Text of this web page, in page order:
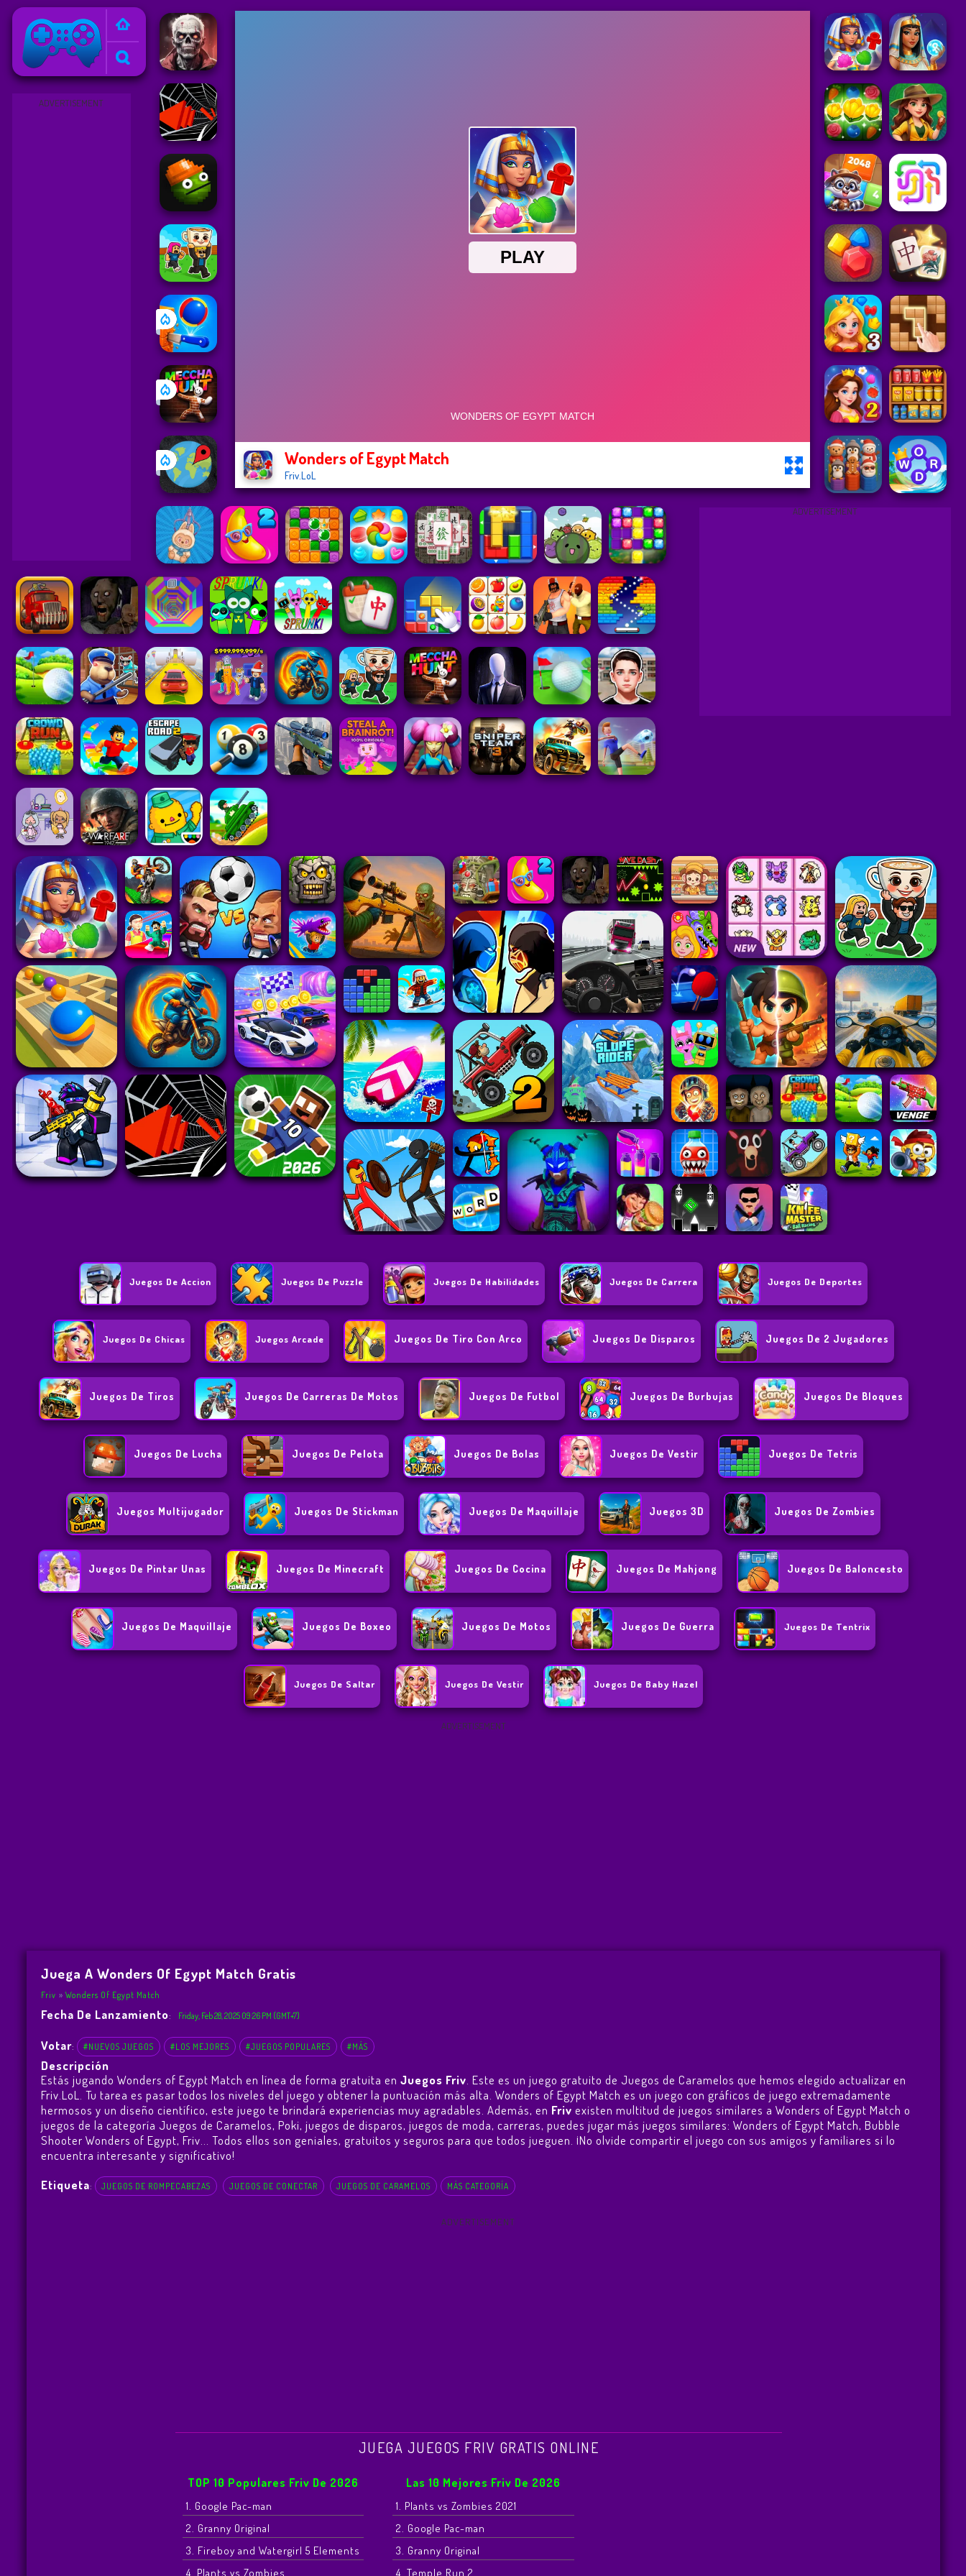
ADVERTISEMENT
Wonders of Egypt Match
Friv.LoL
ADVERTISEMENT
Juegos De Accion Juegos De Puzzle Juegos De Habilidades Juegos De Carrera Juegos De Deportes
Juegos De Chicas Juegos Arcade Juegos De Tiro Con Arco Juegos De Disparos Juegos De 2 Jugadores
Juegos De Tiros Juegos De Carreras De Motos Juegos De Futbol Juegos De Burbujas Juegos De Bloques
Juegos De Lucha Juegos De Pelota Juegos De Bolas Juegos De Vestir Juegos De Tetris
Juegos Multijugador Juegos De Stickman Juegos De Maquillaje Juegos 3D Juegos De Zombies
Juegos De Pintar Unas Juegos De Minecraft Juegos De Cocina Juegos De Mahjong Juegos De Baloncesto
Juegos De Maquillaje Juegos De Boxeo Juegos De Motos Juegos De Guerra Juegos De Tentrix
Juegos De Saltar Juegos De Vestir Juegos De Baby Hazel
ADVERTISEMENT
Juega A Wonders Of Egypt Match Gratis
Friv Wonders Of Egypt Match
Fecha De Lanzamiento: Friday, Feb 28, 2025 09:26 PM (GMT+7)
Votar: #NUEVOS JUEGOS #LOS MEJORES #JUEGOS POPULARES #MÁS
Descripción
Estás jugando Wonders of Egypt Match en línea de forma gratuita en Juegos Friv . Este es un juego gratuito de Juegos de Caramelos que hemos elegido actualizar en
Friv.LoL. Tu tarea es pasar todos los niveles del juego y obtener la puntuación más alta. Wonders of Egypt Match es un juego con gráficos de juego extremadamente
hermosos y un diseño científico, este juego te brindará experiencias muy agradables. Además, en Friv existen multitud de juegos similares a Wonders of Egypt Match o
juegos de la categoría Juegos de Caramelos, Poki, juegos de disparos, juegos de moda, carreras, puedes jugar más juegos similares: Wonders of Egypt Match, Bubble
Shooter Wonders of Egypt, Friv ... Todos ellos son geniales, gratuitos y seguros para que todos jueguen. ¡No olvide compartir el juego con sus amigos y familiares si lo
encuentra interesante y significativo!
Etiqueta: JUEGOS DE ROMPECABEZAS JUEGOS DE CONECTAR JUEGOS DE CARAMELOS MÁS CATEGORÍA
ADVERTISEMENT
JUEGA JUEGOS FRIV GRATIS ONLINE
TOP 10 Populares Friv De 2026
1. Google Pac-man
2. Granny Original
3. Fireboy and Watergirl 5 Elements
4. Plants vs Zombies
Las 10 Mejores Friv De 2026
1. Plants vs Zombies 2021
2. Google Pac-man
3. Granny Original
4. Temple Run 2